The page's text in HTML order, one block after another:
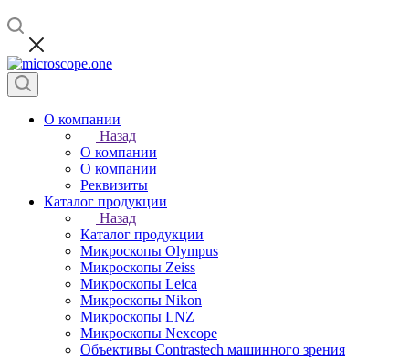
О компании
Назад
О компании
О компании
Реквизиты
Каталог продукции
Назад
Каталог продукции
Микроскопы Olympus
Микроскопы Zeiss
Микроскопы Leica
Микроскопы Nikon
Микроскопы LNZ
Микроскопы Nexcope
Объективы Contrastech машинного зрения